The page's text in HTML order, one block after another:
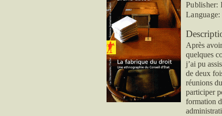
Publisher:
Après
quelques
j’ai pu
de deux
réunions
participer
formation